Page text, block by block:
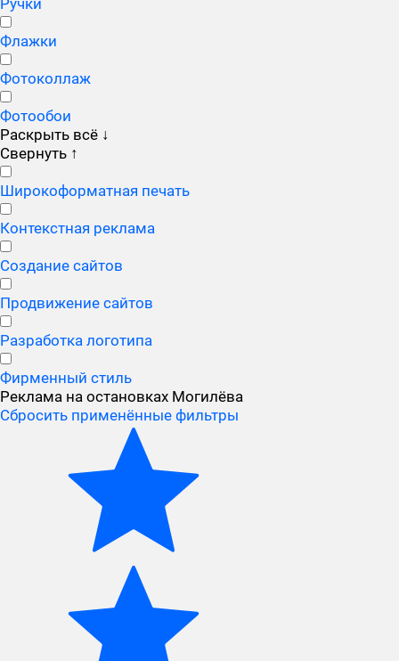
Ручки
Флажки
Фотоколлаж
Фотообои
Раскрыть всё ↓
Свернуть ↑
Широкоформатная печать
Контекстная реклама
Создание сайтов
Продвижение сайтов
Разработка логотипа
Фирменный стиль
Реклама на остановках Могилёва
Сбросить применённые фильтры